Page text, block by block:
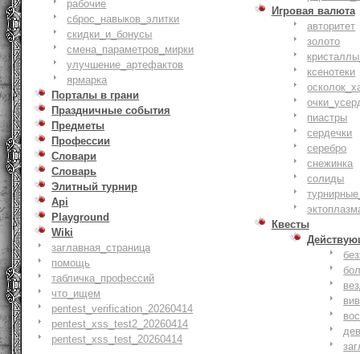
рабочие
сброс_навыков_элитки
скидки_и_бонусы
смена_параметров_мирки
улучшение_артефактов
ярмарка
Порталы в грани
Праздничные события
Предметы
Профессии
Словари
Словарь
Элитный турнир
Api
Playground
Wiki
заглавная_страница
помощь
табличка_профессий
что_ищем
pentest_verification_20260414
pentest_xss_test2_20260414
pentest_xss_test_20260414
Игровая валюта
авторитет
золото
ксенотеки
пиастры
сердечки
серебро
снежинка
солиды
Квесты